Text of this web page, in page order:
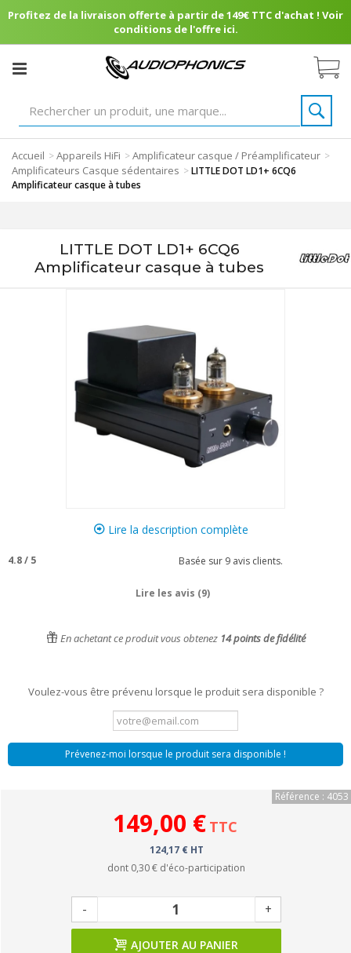
Profitez de la livraison offerte à partir de 149€ TTC d'achat ! Voir
conditions de l'offre ici.
Accueil >Appareils HiFi >Amplificateur casque / Préamplificateur >
Amplificateurs Casque sédentaires >LITTLE DOT LD1+ 6CQ6
Amplificateur casque à tubes
LITTLE DOT LD1+ 6CQ6
Amplificateur casque à tubes
Lire la description complète
4.8/ 5 Basée sur 9 avis clients.
Lire les avis (9)
En achetant ce produit vous obtenez 14points de fidélité
Voulez-vous être prévenu lorsque le produit sera disponible ?
Prévenez-moi lorsque le produit sera disponible !
Référence : 4053
149,00 € TTC
124,17 € HT
dont 0,30 € d'éco-participation
- +
AJOUTER AU PANIER